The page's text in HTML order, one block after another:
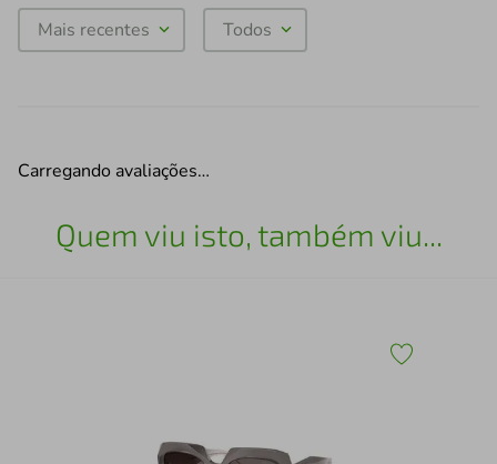
Mais recentes Todos
Carregando avaliações…
Quem viu isto, também viu...